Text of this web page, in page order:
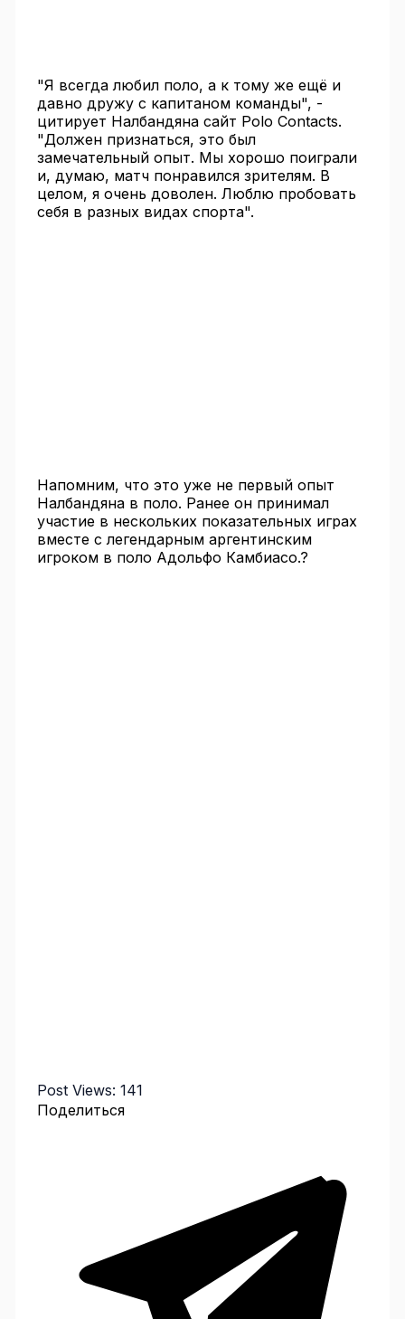
"Я всегда любил поло, а к тому же ещё и
давно дружу с капитаном команды", -
цитирует Налбандяна сайт Polo Contacts.
"Должен признаться, это был
замечательный опыт. Мы хорошо поиграли
и, думаю, матч понравился зрителям. В
целом, я очень доволен. Люблю пробовать
себя в разных видах спорта".
Напомним, что это уже не первый опыт
Налбандяна в поло. Ранее он принимал
участие в нескольких показательных играх
вместе с легендарным аргентинским
игроком в поло Адольфо Камбиасо.?
Post Views: 141
Поделиться